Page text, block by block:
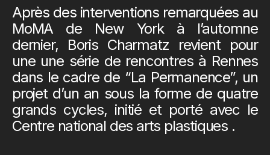
Après des interventions remarquées au
MoMA de New York à l’automne
dernier, Boris Charmatz revient pour
une une série de rencontres à Rennes
dans le cadre de “La Permanence”, un
projet d’un an sous la forme de quatre
grands cycles, initié et porté avec le
Centre national des arts plastiques .